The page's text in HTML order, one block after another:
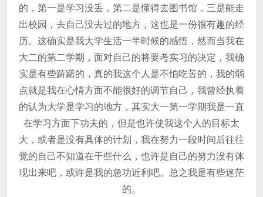
的，第一是学习没丢，第二是懂得去图书馆，三是能走
出校园，去自己没去过的地方，这也是一份很有趣的经
历。这确实是我大学生活一半时候的感悟，然而当我在
大二的第二学期，面对自己的将要考实习的决定，我确
实是有些踌躇的，真的我这个人是不怕吃苦的，我的弱
点就是我在心情方面不能很好的调节自己，我曾经执着
的认为大学是学习的地方，其实大一第一学期我是一直
在学习方面下功夫的，但是也许使我这个人的目标太
大，或者是没有具体的计划，我在努力一段时间后往往
觉的自己不知道在干些什么，也许是自己的努力没有体
现出来吧，或许是我的急功近利吧。总之我是有些迷茫
的。